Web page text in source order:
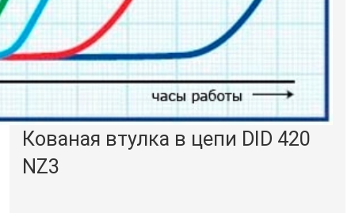
Кованая втулка в цепи DID 420
NZ3